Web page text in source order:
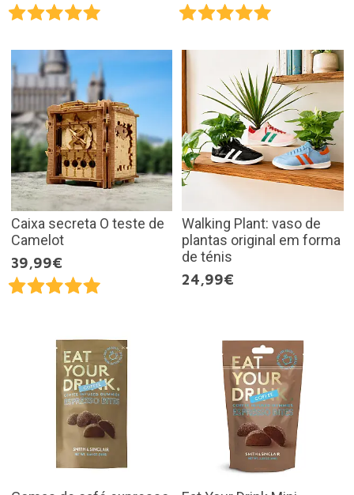
Caixa secreta O teste de
Camelot
39,99€
Walking Plant: vaso de
plantas original em forma
de ténis
24,99€